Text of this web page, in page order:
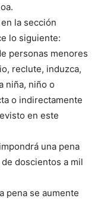
la sección
lo siguiente:
personas menores
reclute, induzca,
niña, niño o
o indirectamente
en este
una pena
doscientos a mil
pena se aumente